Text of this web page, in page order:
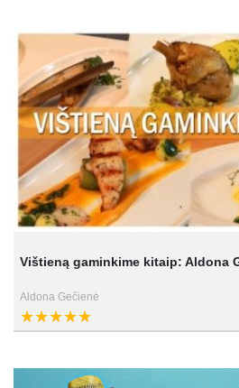
Vištieną gaminkime kitaip: Aldona
Aldona Gečienė